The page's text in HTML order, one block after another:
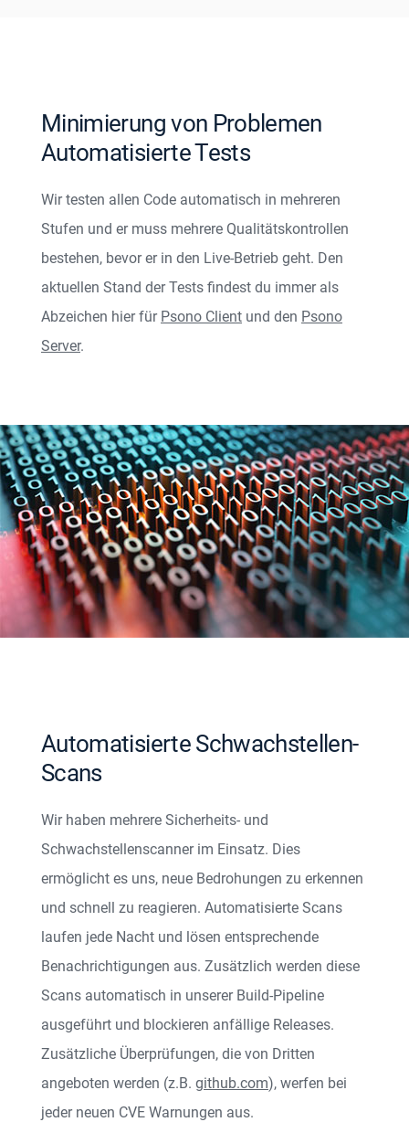
Minimierung von Problemen
Automatisierte Tests
Wir testen allen Code automatisch in mehreren
Stufen und er muss mehrere Qualitätskontrollen
bestehen, bevor er in den Live-Betrieb geht. Den
aktuellen Stand der Tests findest du immer als
Abzeichen hier für Psono Client und den Psono
Server.
Automatisierte Schwachstellen-
Scans
Wir haben mehrere Sicherheits- und
Schwachstellenscanner im Einsatz. Dies
ermöglicht es uns, neue Bedrohungen zu erkennen
und schnell zu reagieren. Automatisierte Scans
laufen jede Nacht und lösen entsprechende
Benachrichtigungen aus. Zusätzlich werden diese
Scans automatisch in unserer Build-Pipeline
ausgeführt und blockieren anfällige Releases.
Zusätzliche Überprüfungen, die von Dritten
angeboten werden (z.B. github.com), werfen bei
jeder neuen CVE Warnungen aus.